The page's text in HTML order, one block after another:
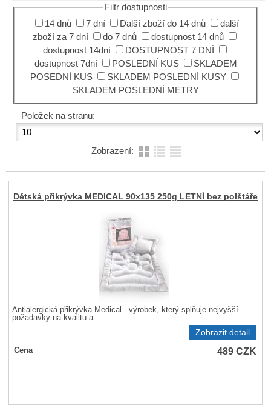
Filtr dostupnosti
14 dnů
7 dní Další zboží do 14 dnů
další
zboží za 7 dní
do 7 dnů
dostupnost 14 dnů
dostupnost 14dní
DOSTUPNOST 7 DNÍ
dostupnost 7dní
POSLEDNÍ KUS
SKLADEM
POSEDNÍ KUS
SKLADEM POSLEDNÍ KUSY
SKLADEM POSLEDNÍ METRY
Položek na stranu:
Zobrazení:
Dětská přikrývka MEDICAL 90x135 250g LETNÍ bez polštáře
Antialergická přikrývka Medical - výrobek, který splňuje nejvyšší
požadavky na kvalitu a ...
Zobrazit detail
Cena 489CZK